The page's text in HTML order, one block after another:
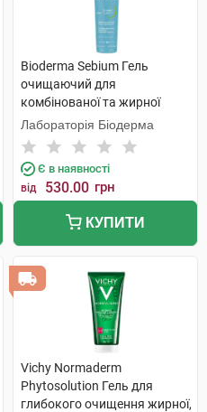
Bioderma Sebium Гель
очищаючий для
комбінованої та жирної
шкіри 200 мл 1 флакон
Лабораторія Біодерма
Є в наявності
від 530.00 грн
КУПИТИ
Vichy Normaderm
Phytosolution Гель для
глибокого очищення жирної,